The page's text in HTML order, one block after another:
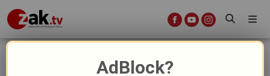
Socha králíka na Lochotíně se stala
AdBlock?